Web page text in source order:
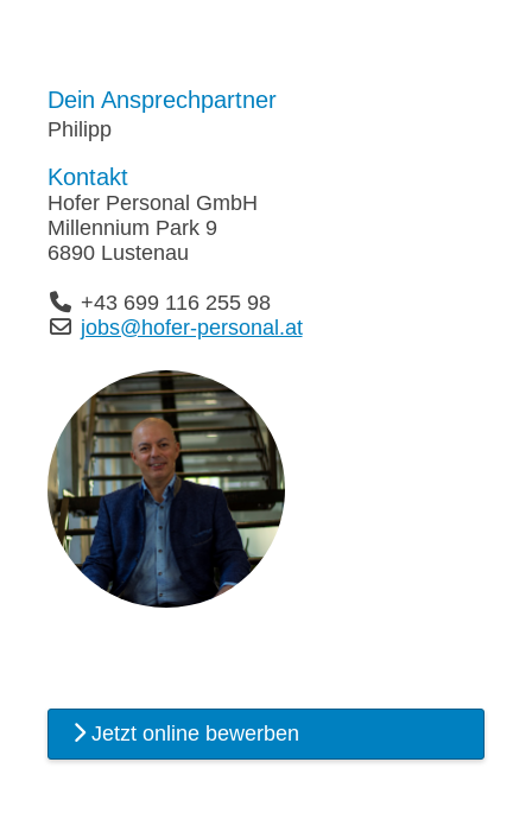
Dein Ansprechpartner
Philipp
Kontakt
Hofer Personal GmbH
Millennium Park 9
6890 Lustenau
+43 699 116 255 98
jobs@hofer-personal.at
Jetzt online bewerben